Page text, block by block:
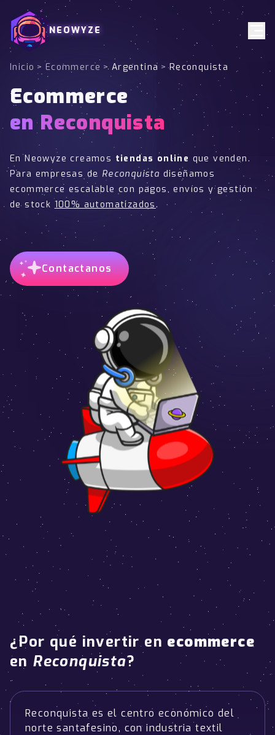
NEOWYZE
Inicio > Ecommerce > Argentina > Reconquista
Ecommerce
en Reconquista
En Neowyze creamos tiendas online que venden.
Para empresas de Reconquista diseñamos
ecommerce escalable con pagos, envíos y gestión
de stock 100% automatizados.
Contactanos
¿Por qué invertir en ecommerce
en Reconquista?
Reconquista es el centro económico del
norte santafesino, con industria textil